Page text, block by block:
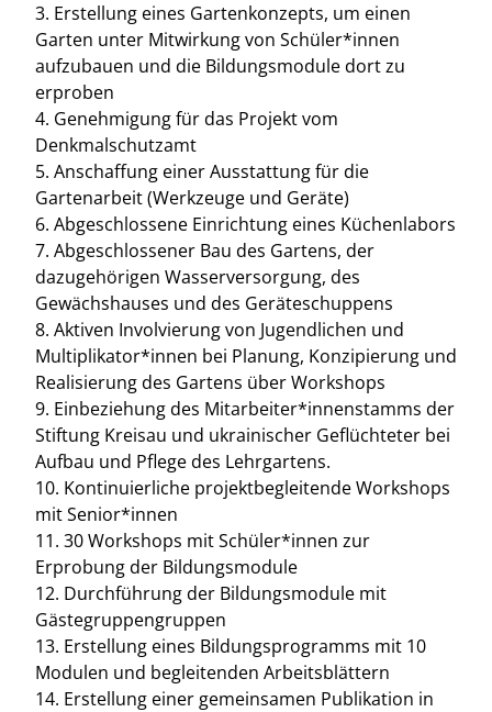
3. Erstellung eines Gartenkonzepts, um einen
Garten unter Mitwirkung von Schüler*innen
aufzubauen und die Bildungsmodule dort zu
erproben
4. Genehmigung für das Projekt vom
Denkmalschutzamt
5. Anschaffung einer Ausstattung für die
Gartenarbeit (Werkzeuge und Geräte)
6. Abgeschlossene Einrichtung eines Küchenlabors
7. Abgeschlossener Bau des Gartens, der
dazugehörigen Wasserversorgung, des
Gewächshauses und des Geräteschuppens
8. Aktiven Involvierung von Jugendlichen und
Multiplikator*innen bei Planung, Konzipierung und
Realisierung des Gartens über Workshops
9. Einbeziehung des Mitarbeiter*innenstamms der
Stiftung Kreisau und ukrainischer Geflüchteter bei
Aufbau und Pflege des Lehrgartens.
10. Kontinuierliche projektbegleitende Workshops
mit Senior*innen
11. 30 Workshops mit Schüler*innen zur
Erprobung der Bildungsmodule
12. Durchführung der Bildungsmodule mit
Gästegruppengruppen
13. Erstellung eines Bildungsprogramms mit 10
Modulen und begleitenden Arbeitsblättern
14. Erstellung einer gemeinsamen Publikation in